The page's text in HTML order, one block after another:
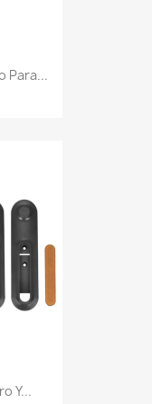
Para...
Y...